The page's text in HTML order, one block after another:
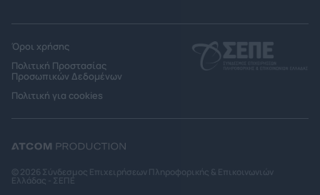
Όροι χρήσης
Πολιτική Προστασίας
Προσωπικών Δεδομένων
Πολιτική για cookies
© 2026 Σύνδεσμος Επιχειρήσεων Πληροφορικής & Επικοινωνιών
Ελλάδας - ΣΕΠΕ